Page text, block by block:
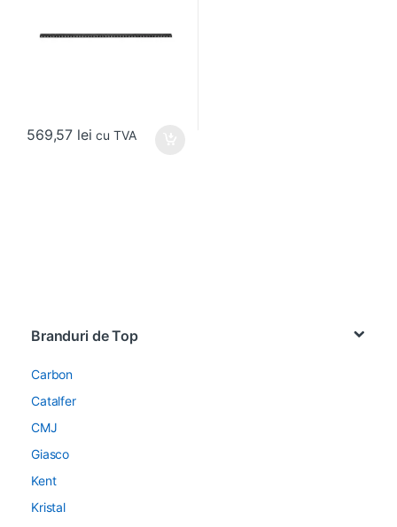
569,57 lei cu TVA
Branduri de Top
Carbon
Catalfer
CMJ
Giasco
Kent
Kristal